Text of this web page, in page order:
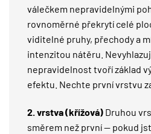
válečkem nepravidelnými
rovnoměrné překrytí celé
viditelné pruhy, přechody a
intenzitou nátěru.
nepravidelnost tvoří základ
efektu. Nechte první vrstvu
2. vrstva (křížová) Druhou
směrem než první — pokud